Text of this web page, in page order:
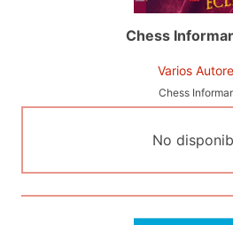
Chess
Varios
Chess
No